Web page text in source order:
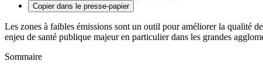
Copier dans le presse-papier
Les zones à faibles émissions sont un outil pour améliorer la qualité
enjeu de santé publique majeur en particulier dans les grandes
Sommaire